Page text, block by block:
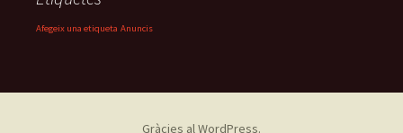
Afegeix una etiqueta Anuncis
Gràcies al WordPress.